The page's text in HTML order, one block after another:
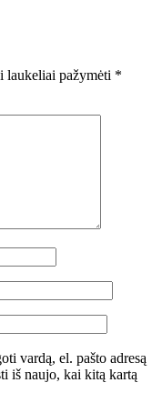
laukeliai pažymėti *
vardą, el. pašto adresą
iš naujo, kai kitą kartą